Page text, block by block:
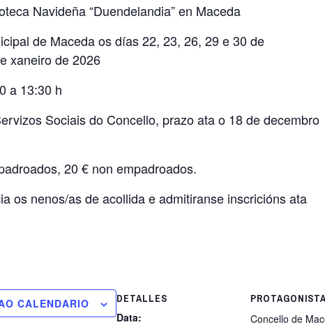
Navideña “Duendelandia” en Maceda
de Maceda os días 22, 23, 26, 29 e 30 de
xaneiro de 2026
a 13:30 h
Sociais do Concello, prazo ata o 18 de decembro
20 € non empadroados.
os nenos/as de acollida e admitiranse inscricións ata
CALENDARIO DETALLES
Data:
Concello de